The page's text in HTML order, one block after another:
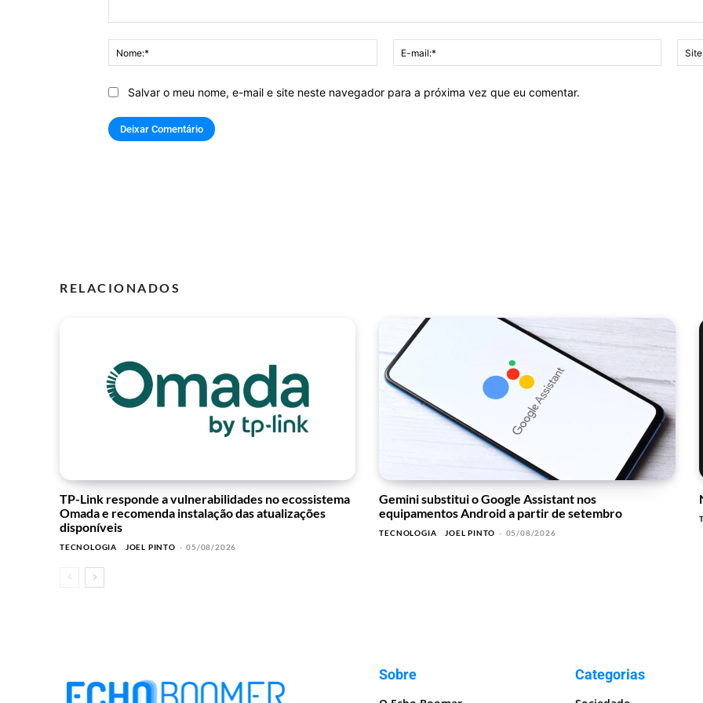
Nome:*
mail:*
Salvar o meu nome, e-mail e site neste navegador para a próxima vez que eu comentar.
RELACIONADOS
TP-Link responde a vulnerabilidades no ecossistema
Omada e recomenda instalação das atualizações
disponíveis
TECNOLOGIA JOEL PINTO - 05/08/2026
Gemini substitui o Google Assistant nos
equipamentos Android a partir de setembro
TECNOLOGIA JOEL PINTO - 05/08/2026
Sobre Categorias